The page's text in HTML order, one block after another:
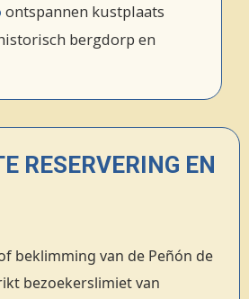
ontspannen kustplaats
bergdorp en
RESERVERING EN
beklimming van de Peñón de
bezoekerslimiet van